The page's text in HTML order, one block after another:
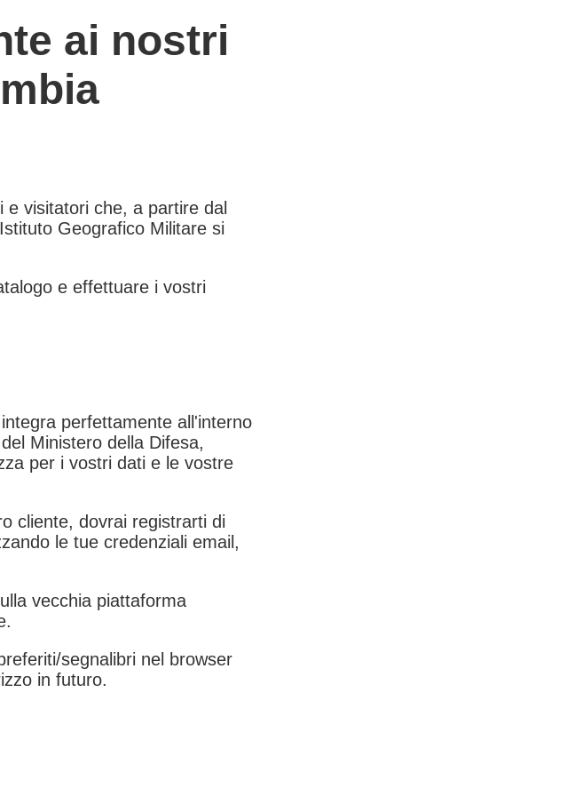
ai nostri
visitatori che, a partire dal
Geografico Militare si
e effettuare i vostri
perfettamente all'interno
Ministero della Difesa,
per i vostri dati e le vostre
cliente, dovrai registrarti di
le tue credenziali email,
vecchia piattaforma
segnalibri nel browser
in futuro.